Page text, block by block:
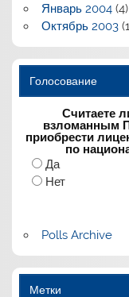
Январь 2004(4)
Октябрь 2003
Голосование
Считаете
взломанным
приобрести
по
Да
Нет
Polls Archive
Метки